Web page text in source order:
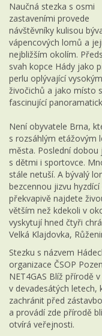
Naučná stezka s osmi
zastaveními provede
návštěvníky kulisou
vápencových lomů a
nejbližším okolím.
svah kopce Hády jako
perlu oplývající
živočichů a jako místo
fascinující
Není obyvatele Brna,
s rozsáhlým etážovým
města. Poslední
s dětmi i sportovce.
stále netuší. A bývalý
bezcennou jizvu
překvapivě najdete
větším než kdekoli v
vyskytují hned čtyři
Velká Klajdovka,
Stezku s názvem
organizace ČSOP
NET4GAS Blíž přírodě
v devadesátých letech,
zachránit před
a provádí zde přírodě
otvírá veřejnosti.